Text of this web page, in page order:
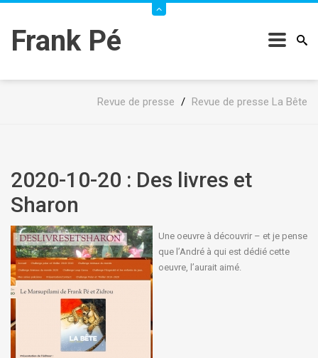
Frank Pé
Revue de presse / Revue de presse La Bête
2020-10-20 : Des livres et
Sharon
Une oeuvre à découvrir – et je pense
que l’André à qui est dédié cette
oeuvre, l’aurait aimé.